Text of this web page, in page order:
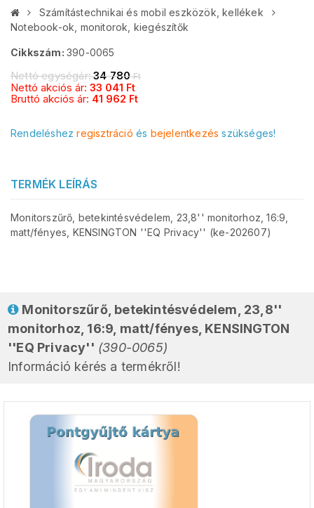
Számítástechnikai és mobil eszközök, kellékek
Notebook-ok, monitorok, kiegészítők
Cikkszám: 390-0065
Nettó egységár:34 780Ft
Nettó akciós ár: 33 041 Ft
Bruttó akciós ár: 41 962 Ft
Rendeléshezregisztráció és bejelentkezés szükséges!
TERMÉK LEÍRÁS
Monitorszűrő, betekintésvédelem, 23,8'' monitorhoz, 16:9,
matt/fényes, KENSINGTON ''EQ Privacy'' (ke-202607)
Monitorszűrő, betekintésvédelem, 23,8''
monitorhoz, 16:9, matt/fényes, KENSINGTON
''EQ Privacy'' (390-0065)
Információ kérés a termékről!